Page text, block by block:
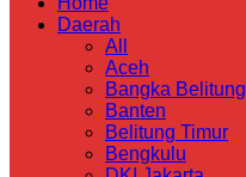
Daerah
All
Aceh
Bangka Belitung
Banten
Belitung Timur
Bengkulu